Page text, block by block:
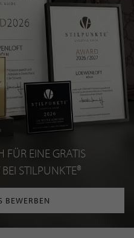
FÜR EINE GRATIS
STILPUNKTE®
BEWERBEN